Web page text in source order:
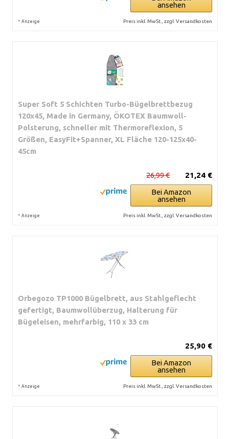
ansehen
* Anzeige Preis inkl. MwSt., zzgl. Versandkosten
Super Soft 5 Schichten Turbo-Bügelbrettbezug
120x45, Made in Germany, ÖKOTEX Baumwoll-
Polsterung, schneller mit Thermoreflexion, 5
Größen, EasyFit+Spanner, XL Fläche 120-125x40-
45cm
21,24 €
26,99 €
Bei Amazon
ansehen
* Anzeige Preis inkl. MwSt., zzgl. Versandkosten
Orbegozo TP1000 Bügelbrett, aus Stahlgeflecht
gefertigt, Baumwollüberzug, Halterung für
Bügeleisen, mehrfarbig, 110 x 33 cm
25,90 €
Bei Amazon
ansehen
* Anzeige Preis inkl. MwSt., zzgl. Versandkosten